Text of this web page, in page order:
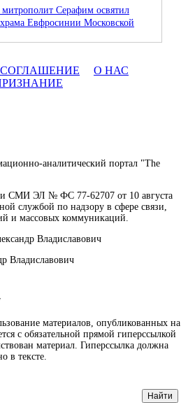
Серафим освятил
храма Евфросинии Московской
СОГЛАШЕНИЕ
О НАС
аналитический портал "The
СМИ ЭЛ № ФС 77-62707 от 10 августа
службой по надзору в сфере связи,
и массовых коммуникаций.
Владиславович
Владиславович
материалов, опубликованных на
с обязательной прямой гиперссылкой
материал. Гиперссылка должна
в тексте.